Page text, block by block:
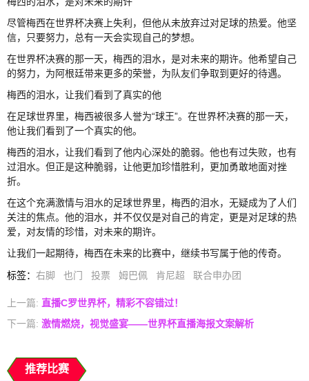
尽管梅西在世界杯决赛上失利，但他从未放弃过对足球的热爱。他坚
信，只要努力，总有一天会实现自己的梦想。
在世界杯决赛的那一天，梅西的泪水，是对未来的期许。他希望自己
的努力，为阿根廷带来更多的荣誉，为队友们争取到更好的待遇。
梅西的泪水，让我们看到了真实的他
在足球世界里，梅西被很多人誉为“球王”。在世界杯决赛的那一天，
他让我们看到了一个真实的他。
梅西的泪水，让我们看到了他内心深处的脆弱。他也有过失败，也有
过泪水。但正是这种脆弱，让他更加珍惜胜利，更加勇敢地面对挫
折。
在这个充满激情与泪水的足球世界里，梅西的泪水，无疑成为了人们
关注的焦点。他的泪水，并不仅仅是对自己的肯定，更是对足球的热
爱，对友情的珍惜，对未来的期许。
让我们一起期待，梅西在未来的比赛中，继续书写属于他的传奇。
标签： 右脚 也门 投票 姆巴佩 肯尼超 联合申办团
上一篇: 直播C罗世界杯，精彩不容错过！
下一篇: 激情燃烧，视觉盛宴——世界杯直播海报文案解析
推荐比赛